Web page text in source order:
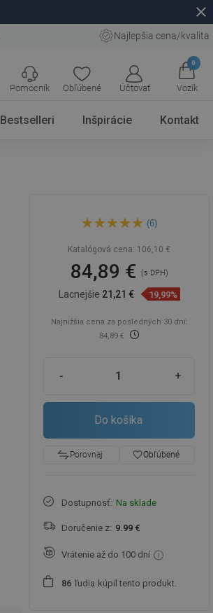
close
Najlepšia cena/kvalita
Obľúbené Účtovať
0
Vozík
Pomocník
Bestselleri Inšpirácie Kontakt
dosku 45 x 32 cm,(6)
Katalógová cena: 106,10 €
84,89 € (s DPH)
Lacnejšie 21,21 € 19,99%
Najnižšia cena za posledných 30 dní:
84,89 €
- +
Do košíka
Porovnaj favorite_borderObľúbené
Dostupnosť: Na sklade
Doručenie z: 9.99 €
Vrátenie až do 100 dní
86 ľudia kúpil tento produkt.